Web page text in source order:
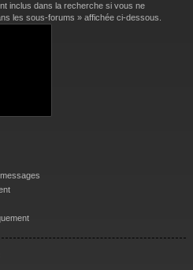
inclus dans la recherche si vous ne
les sous-forums » affichée ci-dessous.